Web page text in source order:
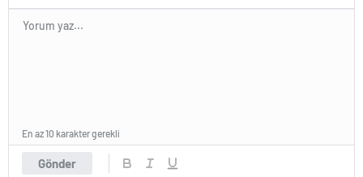
Gönder
En az 10 karakter gerekli